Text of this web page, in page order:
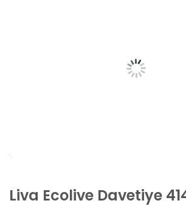
Liva Ecolive Davetiye